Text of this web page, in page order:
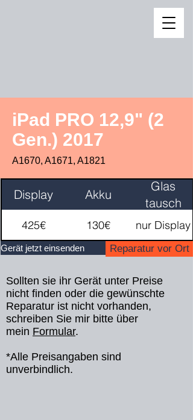
iPad PRO 12,9" (2
Gen.) 2017
A1670, A1671, A1821
Display Akku
Glas
tausch
425€ 130€ nur Display
Gerät jetzt einsenden Reparatur vor Ort
Sollten sie ihr Gerät unter Preise
nicht finden oder die gewünschte
Reparatur ist nicht vorhanden,
schreiben Sie mir bitte über
mein Formular​.
*Alle Preisangaben sind
unverbindlich.